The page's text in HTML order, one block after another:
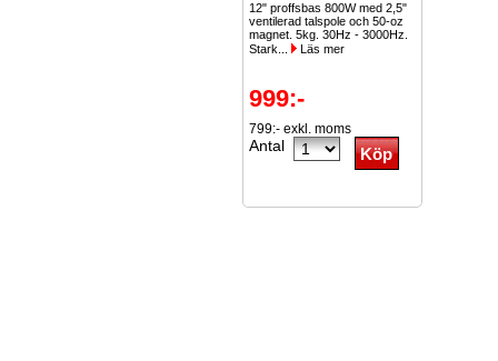
12" proffsbas 800W med 2,5"
ventilerad talspole och 50-oz
magnet. 5kg. 30Hz - 3000Hz.
Stark...
Läs mer
999:-
799:- exkl. moms
Antal